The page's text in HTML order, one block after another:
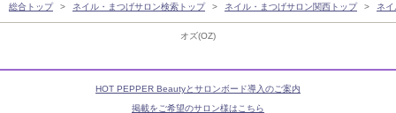
オズ(OZ)
総合トップ ネイル・まつげサロン検索トップ ネイル・まつげサロン関西トップ ネ
HOT PEPPER Beautyとサロンボード導入のご案内
掲載をご希望のサロン様はこちら